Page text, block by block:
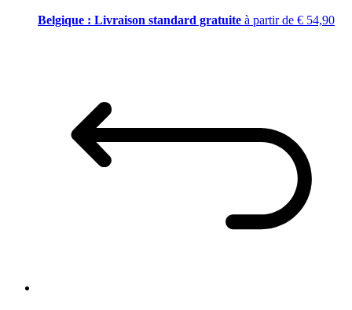
Belgique : Livraison standard gratuite à partir de € 54,90